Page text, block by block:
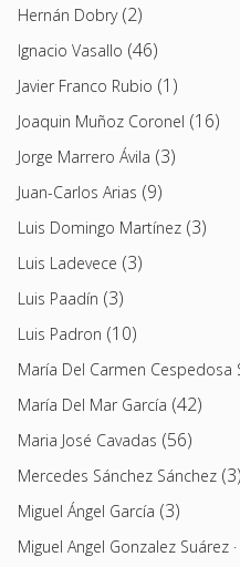
Hernán Dobry(2)
Ignacio Vasallo (46)
Javier Franco Rubio (1)
Joaquin Muñoz Coronel (16)
Jorge Marrero Ávila (3)
Juan-Carlos Arias (9)
Luis Domingo Martínez (3)
Luis Ladevece (3)
Luis Paadín (3)
Luis Padron (10)
María Del Carmen Cespedosa
María Del Mar García (42)
Maria José Cavadas (56)
Mercedes Sánchez Sánchez (3)
Miguel Ángel García (3)
Miguel Angel Gonzalez Suárez